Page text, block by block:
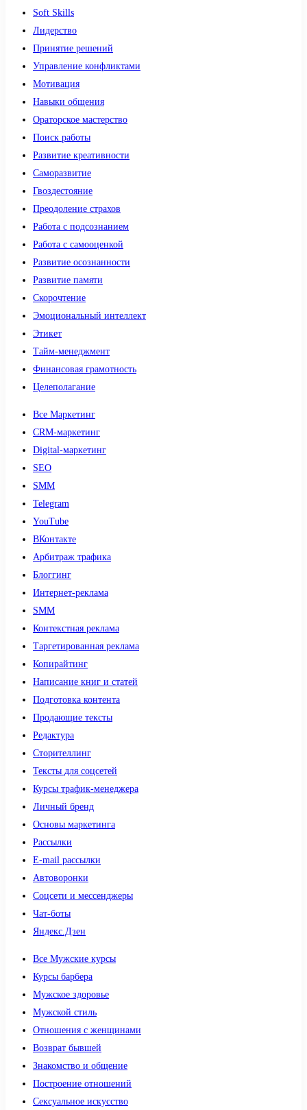
Soft Skills
Лидерство
Принятие решений
Управление конфликтами
Мотивация
Навыки общения
Ораторское мастерство
Поиск работы
Развитие креативности
Саморазвитие
Гвоздестояние
Преодоление страхов
Работа с подсознанием
Работа с самооценкой
Развитие осознанности
Развитие памяти
Скорочтение
Эмоциональный интеллект
Этикет
Тайм-менеджмент
Финансовая грамотность
Целеполагание
Все Маркетинг
CRM-маркетинг
Digital-маркетинг
SEO
SMM
Telegram
YouTube
ВКонтакте
Арбитраж трафика
Блоггинг
Интернет-реклама
SMM
Контекстная реклама
Таргетированная реклама
Копирайтинг
Написание книг и статей
Подготовка контента
Продающие тексты
Редактура
Сторителлинг
Тексты для соцсетей
Курсы трафик-менеджера
Личный бренд
Основы маркетинга
Рассылки
E-mail рассылки
Автоворонки
Соцсети и мессенджеры
Чат-боты
Яндекс.Дзен
Все Мужские курсы
Курсы барбера
Мужское здоровье
Мужской стиль
Отношения с женщинами
Возврат бывшей
Знакомство и общение
Построение отношений
Сексуальное искусство